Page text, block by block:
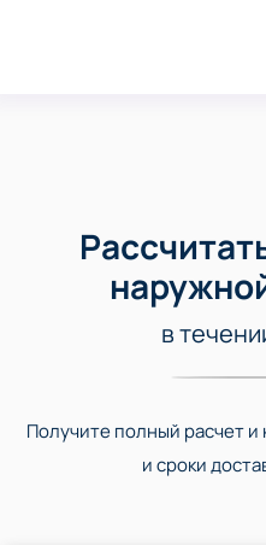
в
Получите полный расчет
и сроки